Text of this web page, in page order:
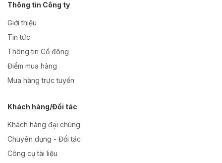
Thông tin Công ty
Giới thiệu
Tin tức
Thông tin Cổ đông
Điểm mua hàng
Mua hàng trực tuyến
Khách hàng/Đối tác
Khách hàng đại chúng
Chuyên dụng - Đối tác
Công cụ tài liệu